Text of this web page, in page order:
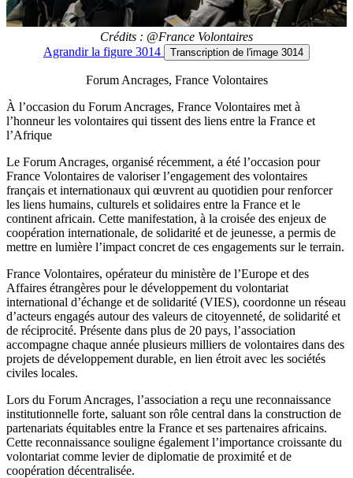
Crédits : @France Volontaires
Agrandirla figure 3014 Transcription de l'image 3014
Forum Ancrages, France Volontaires
À l’occasion du Forum Ancrages, France Volontaires met à
l’honneur les volontaires qui tissent des liens entre la France et
l’Afrique
Le Forum Ancrages, organisé récemment, a été l’occasion pour
France Volontaires de valoriser l’engagement des volontaires
français et internationaux qui œuvrent au quotidien pour renforcer
les liens humains, culturels et solidaires entre la France et le
continent africain. Cette manifestation, à la croisée des enjeux de
coopération internationale, de solidarité et de jeunesse, a permis de
mettre en lumière l’impact concret de ces engagements sur le terrain.
France Volontaires, opérateur du ministère de l’Europe et des
Affaires étrangères pour le développement du volontariat
international d’échange et de solidarité (VIES), coordonne un réseau
d’acteurs engagés autour des valeurs de citoyenneté, de solidarité et
de réciprocité. Présente dans plus de 20 pays, l’association
accompagne chaque année plusieurs milliers de volontaires dans des
projets de développement durable, en lien étroit avec les sociétés
civiles locales.
Lors du Forum Ancrages, l’association a reçu une reconnaissance
institutionnelle forte, saluant son rôle central dans la construction de
partenariats équitables entre la France et ses partenaires africains.
Cette reconnaissance souligne également l’importance croissante du
volontariat comme levier de diplomatie de proximité et de
coopération décentralisée.